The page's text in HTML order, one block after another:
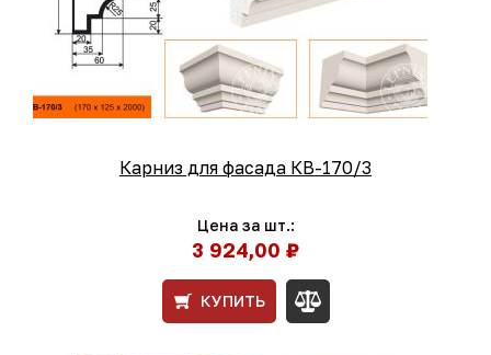
Карниз для фасада КВ-170/3
Цена за шт.:
3 924,00 ₽
КУПИТЬ